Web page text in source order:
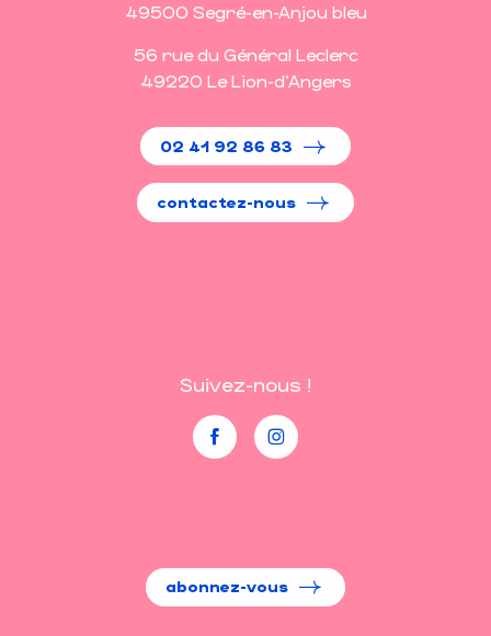
49500 Segré-en-Anjou bleu
56 rue du Général Leclerc
49220 Le Lion-d'Angers
02 41 92 86 83
contactez-nous
Suivez-nous !
abonnez-vous